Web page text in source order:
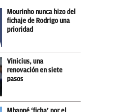
Mourinho nunca hizo del
fichaje de Rodrigo una
prioridad
Vinicius, una
renovación en siete
pasos